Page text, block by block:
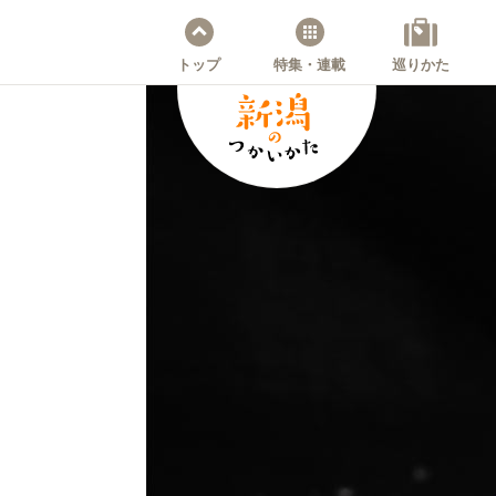
トップ 特集・連載 巡りかた